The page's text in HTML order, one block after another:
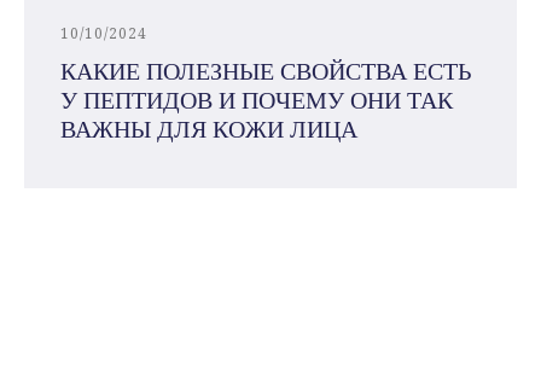
10/10/2024
КАКИЕ ПОЛЕЗНЫЕ СВОЙСТВА ЕСТЬ
У ПЕПТИДОВ И ПОЧЕМУ ОНИ ТАК
ВАЖНЫ ДЛЯ КОЖИ ЛИЦА